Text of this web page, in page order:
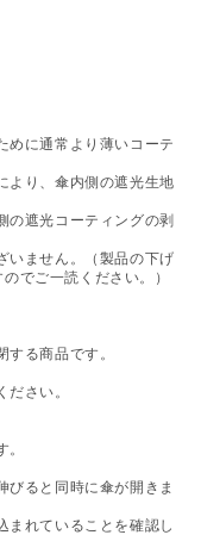
めに通常より薄いコーテ
より、傘内側の遮光生地
の遮光コーティングの剥
いません。（製品の下げ
でご一読ください。）
る商品です。
さい。
びると同時に傘が開きま
れていることを確認し